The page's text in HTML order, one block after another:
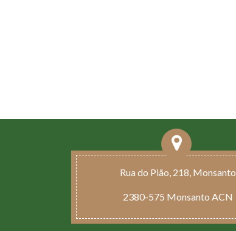
Rua do Pião, 218, Monsanto
2380-575 Monsanto ACN